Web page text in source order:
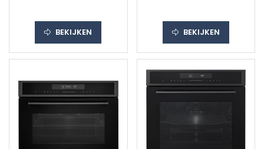
BEKIJKEN BEKIJKEN